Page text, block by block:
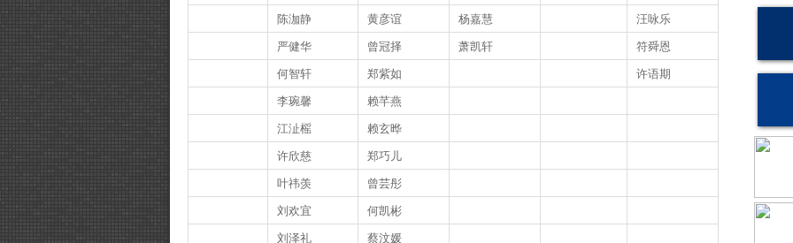
陈泇静
黄彦谊 杨嘉慧
汪咏乐
严健华
曾冠择 萧凯轩
符舜恩
何智轩
郑紫如
许语期
李琬馨
赖芊燕
江沚榣
赖玄晔
许欣慈
郑巧儿
叶祎羡
曾芸彤
刘欢宜
何凯彬
刘泽礼
蔡汶媛